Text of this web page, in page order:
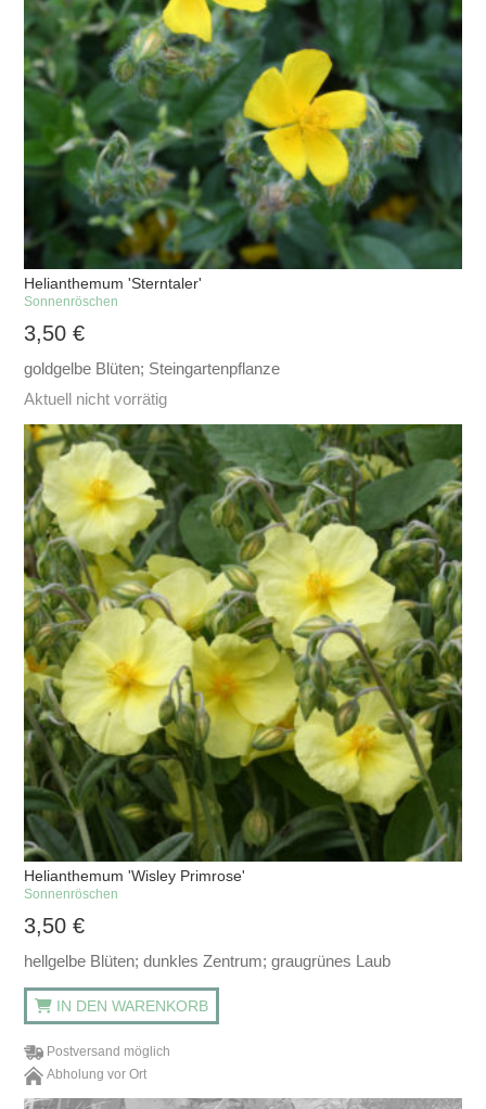
Helianthemum 'Sterntaler'
Sonnenröschen
3,50€
goldgelbe Blüten; Steingartenpflanze
Aktuell nicht vorrätig
Helianthemum 'Wisley Primrose'
Sonnenröschen
3,50€
hellgelbe Blüten; dunkles Zentrum; graugrünes Laub
IN DEN WARENKORB
Postversand möglich
Abholung vor Ort